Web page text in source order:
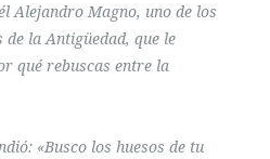
Alejandro Magno, uno de los
la Antigüedad, que le
qué rebuscas entre la
«Busco los huesos de tu